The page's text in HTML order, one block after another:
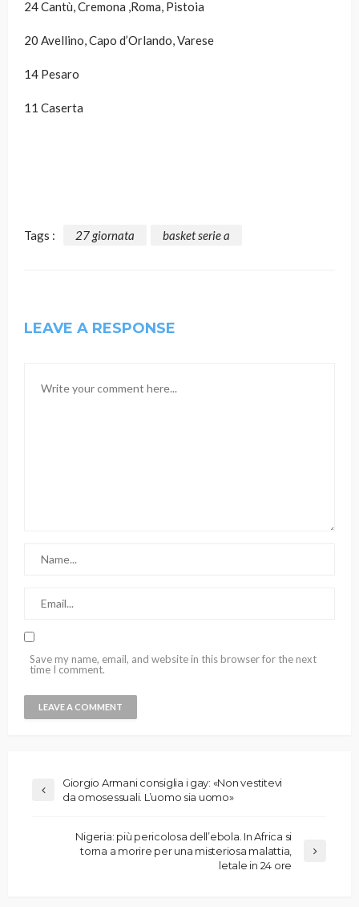
24 Cantù, Cremona ,Roma, Pistoia
20 Avellino, Capo d’Orlando, Varese
14 Pesaro
11 Caserta
Tags : 27 giornata basket serie a
LEAVE A RESPONSE
Save my name, email, and website in this browser for the next
time I comment.
Giorgio Armani consiglia i gay: «Non vestitevi
da omosessuali. L’uomo sia uomo»
Nigeria: più pericolosa dell’ebola. In Africa si
torna a morire per una misteriosa malattia,
letale in 24 ore